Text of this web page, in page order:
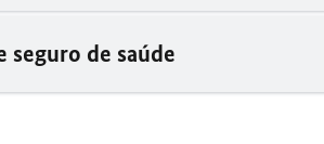
seguro de saúde